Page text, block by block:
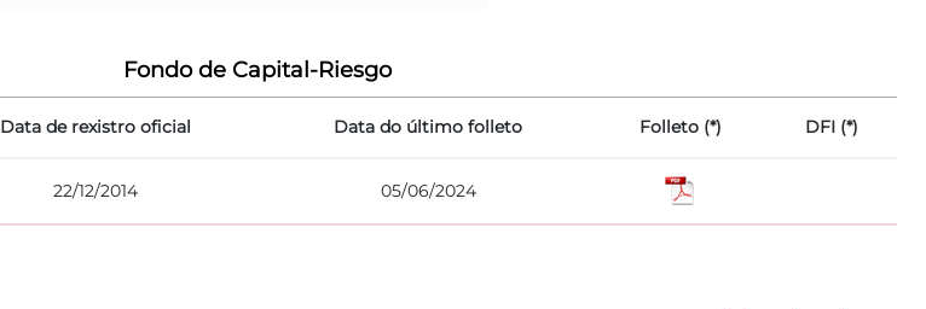
Fondo de Capital-Riesgo
Data de rexistro oficial Data do último folleto Folleto (*) DFI (*)
22/12/2014 05/06/2024